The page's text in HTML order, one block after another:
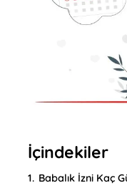
İçindekiler
1. Babalık İzni Kaç